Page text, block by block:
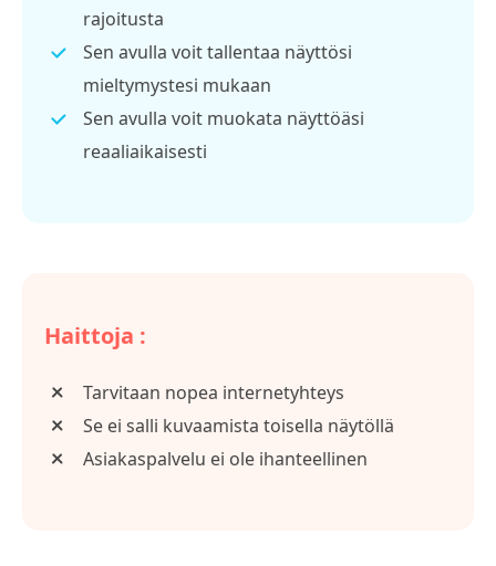
rajoitusta
Sen avulla voit tallentaa näyttösi
mieltymystesi mukaan
Sen avulla voit muokata näyttöäsi
reaaliaikaisesti
Haittoja :
Tarvitaan nopea internetyhteys
Se ei salli kuvaamista toisella näytöllä
Asiakaspalvelu ei ole ihanteellinen